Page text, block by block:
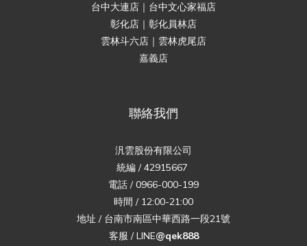
台中大連店｜台中文心家福店
彰化店｜彰化員林店
雲林斗六店｜雲林虎尾店
嘉義店
聯絡我們
汎雲股份有限公司
統編 / 42915667
電話 / 0966-000-199
時間 / 12:00-21:00
地址 / 台南市南區中華西路一段21號
客服 / LINE@qek888